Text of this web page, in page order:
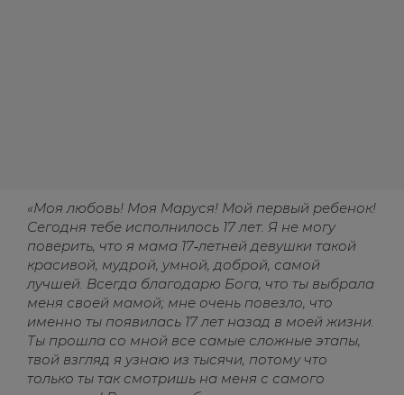
«Моя любовь! Моя Маруся! Мой первый ребенок!
Сегодня тебе исполнилось 17 лет. Я не могу
поверить, что я мама 17‑летней девушки такой
красивой, мудрой, умной, доброй, самой
лучшей. Всегда благодарю Бога, что ты выбрала
меня своей мамой; мне очень повезло, что
именно ты появилась 17 лет назад в моей жизни.
Ты прошла со мной все самые сложные этапы,
твой взгляд я узнаю из тысячи, потому что
только ты так смотришь на меня с самого